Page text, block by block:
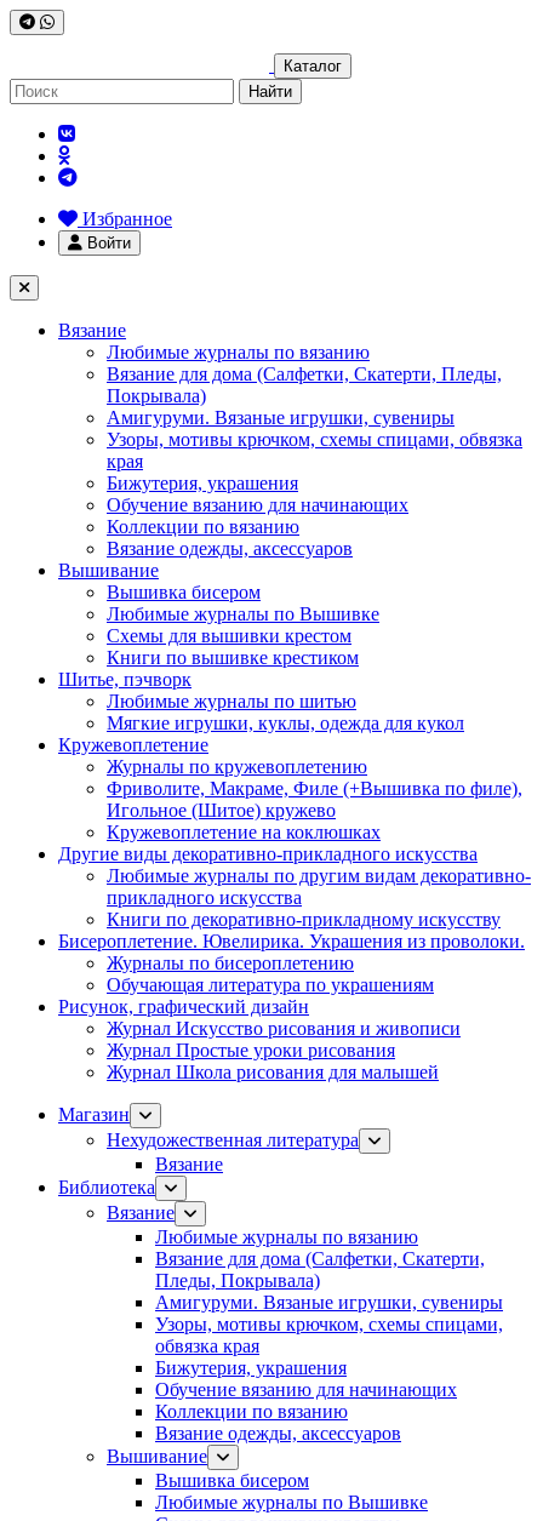
Каталог
Найти
Избранное
Войти
Вязание
Любимые журналы по вязанию
Вязание для дома (Салфетки, Скатерти, Пледы,
Покрывала)
Амигуруми. Вязаные игрушки, сувениры
Узоры, мотивы крючком, схемы спицами, обвязка
края
Бижутерия, украшения
Обучение вязанию для начинающих
Коллекции по вязанию
Вязание одежды, аксессуаров
Вышивание
Вышивка бисером
Любимые журналы по Вышивке
Схемы для вышивки крестом
Книги по вышивке крестиком
Шитье, пэчворк
Любимые журналы по шитью
Мягкие игрушки, куклы, одежда для кукол
Кружевоплетение
Журналы по кружевоплетению
Фриволите, Макраме, Филе (+Вышивка по филе),
Игольное (Шитое) кружево
Кружевоплетение на коклюшках
Другие виды декоративно-прикладного искусства
Любимые журналы по другим видам декоративно-
прикладного искусства
Книги по декоративно-прикладному искусству
Бисероплетение. Ювелирика. Украшения из проволоки.
Журналы по бисероплетению
Обучающая литература по украшениям
Рисунок, графический дизайн
Журнал Искусство рисования и живописи
Журнал Простые уроки рисования
Журнал Школа рисования для малышей
Магазин
Нехудожественная литература
Вязание
Библиотека
Вязание
Любимые журналы по вязанию
Вязание для дома (Салфетки, Скатерти,
Пледы, Покрывала)
Амигуруми. Вязаные игрушки, сувениры
Узоры, мотивы крючком, схемы спицами,
обвязка края
Бижутерия, украшения
Обучение вязанию для начинающих
Коллекции по вязанию
Вязание одежды, аксессуаров
Вышивание
Вышивка бисером
Любимые журналы по Вышивке